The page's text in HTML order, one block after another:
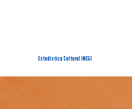
Estadística Cultural INEGI